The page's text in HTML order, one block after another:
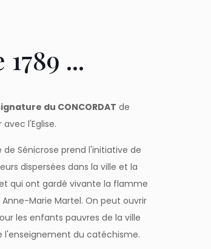
...
du CONCORDAT de
avec l'Eglise.
de Sénicrose prend l'initiative de
dispersées dans la ville et la
qui ont gardé vivante la flamme
Marie Martel. On peut ouvrir
les enfants pauvres de la ville
l'enseignement du catéchisme.